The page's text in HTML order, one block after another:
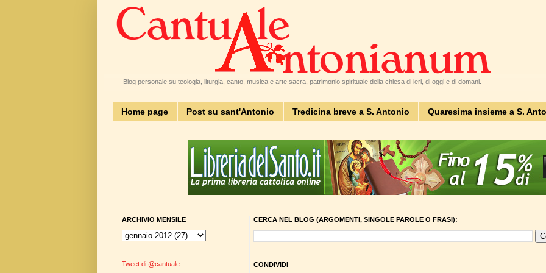
Blog personale su teologia, liturgia, canto, musica e arte sacra, patrimonio spirituale della chiesa di ieri, di oggi e di domani.
Home page Post su sant'Antonio Tredicina breve a S. Antonio Quaresima insieme a S.
CERCA NEL BLOG (ARGOMENTI, SINGOLE PAROLE O FRASI):
CONDIVIDI
ARCHIVIO MENSILE
Tweet di @cantuale